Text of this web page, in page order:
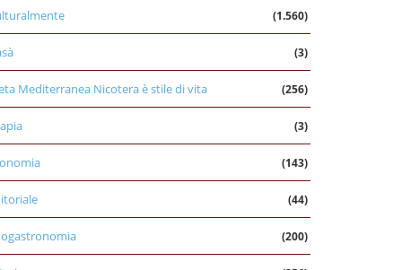
(1.560)
(3)
Mediterranea Nicotera è stile di vita (256)
(3)
(143)
(44)
(200)